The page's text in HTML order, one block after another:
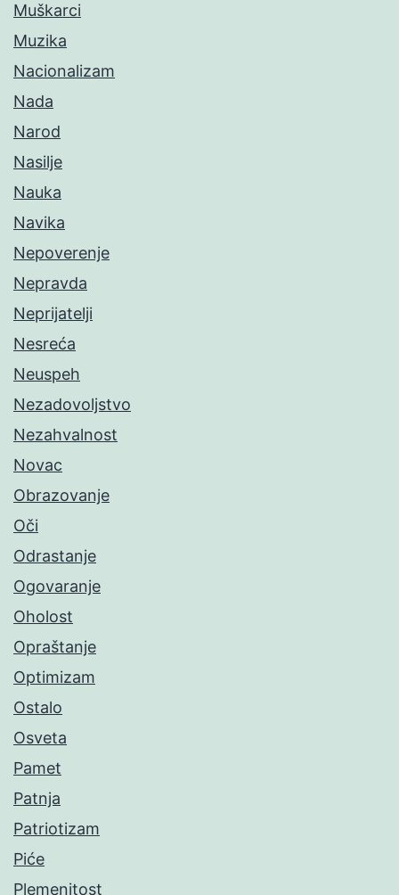
Muškarci
Muzika
Nacionalizam
Nada
Narod
Nasilje
Nauka
Navika
Nepoverenje
Nepravda
Neprijatelji
Nesreća
Neuspeh
Nezadovoljstvo
Nezahvalnost
Novac
Obrazovanje
Oči
Odrastanje
Ogovaranje
Oholost
Opraštanje
Optimizam
Ostalo
Osveta
Pamet
Patnja
Patriotizam
Piće
Plemenitost